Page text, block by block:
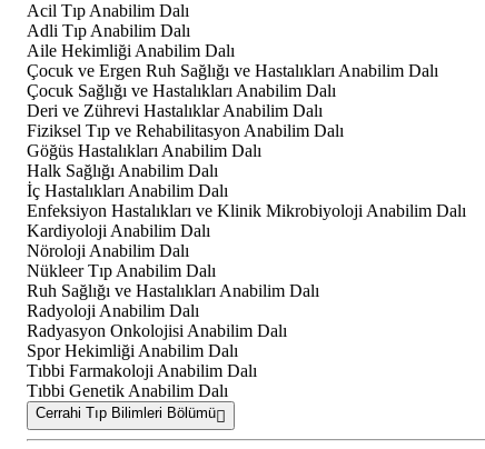
Acil Tıp Anabilim Dalı
Adli Tıp Anabilim Dalı
Aile Hekimliği Anabilim Dalı
Çocuk ve Ergen Ruh Sağlığı ve Hastalıkları Anabilim Dalı
Çocuk Sağlığı ve Hastalıkları Anabilim Dalı
Deri ve Zührevi Hastalıklar Anabilim Dalı
Fiziksel Tıp ve Rehabilitasyon Anabilim Dalı
Göğüs Hastalıkları Anabilim Dalı
Halk Sağlığı Anabilim Dalı
İç Hastalıkları Anabilim Dalı
Enfeksiyon Hastalıkları ve Klinik Mikrobiyoloji Anabilim Dalı
Kardiyoloji Anabilim Dalı
Nöroloji Anabilim Dalı
Nükleer Tıp Anabilim Dalı
Ruh Sağlığı ve Hastalıkları Anabilim Dalı
Radyoloji Anabilim Dalı
Radyasyon Onkolojisi Anabilim Dalı
Spor Hekimliği Anabilim Dalı
Tıbbi Farmakoloji Anabilim Dalı
Tıbbi Genetik Anabilim Dalı
Cerrahi Tıp Bilimleri Bölümü